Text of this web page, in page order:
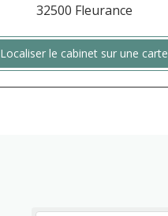
32500 Fleurance
Localiser le cabinet sur une carte